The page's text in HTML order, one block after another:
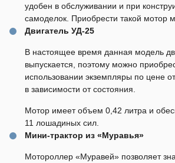
удобен в обслуживании и при
самоделок. Приобрести такой мотор
Двигатель УД-25
В настоящее время данная модель
выпускается, поэтому можно
использовании экземпляры по цене
в зависимости от состояния.
Мотор имеет объем 0,42 литра и
11 лошадиных сил.
Мини-трактор из «Муравья»
Мотороллер «Муравей» позволяет